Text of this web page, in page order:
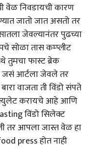
वेळ निवडायची कारण
जातो जात असतो तर
जेवल्यानंतर पुढच्या
सोळा तास कम्प्लीट
तुमचा फास्ट ब्रेक
आर्टला जेवले तर
वाजता ती विंडो संपते
करायचे आहे आणि
विंडो सिलेक्ट
तर आपला जास्त वेळ हा
press होत नाही